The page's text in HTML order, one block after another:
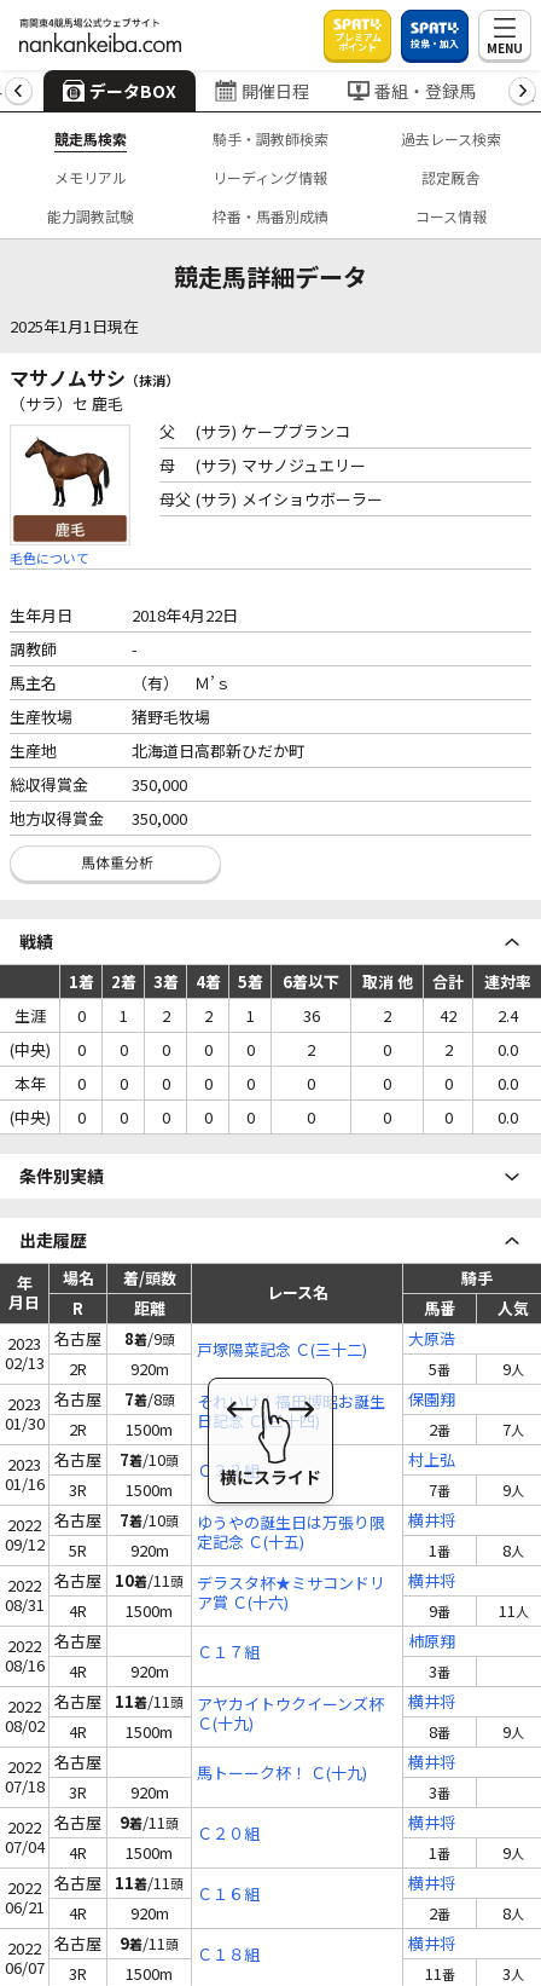
プレミアム
ポイント 投票・加入 MENU
データBOX 開催日程 番組・登録馬
競走馬検索 騎手・調教師検索
過去レース検索
メモリアル
リーディング情報
認定厩舎
能力調教試験
枠番・馬番別成績 コース情報
競走馬詳細データ
2025年1月1日現在
マサノムサシ （抹消）
（サラ）セ 鹿毛
毛色について
父 (サラ) ケープブランコ
母
(サラ) マサノジュエリー
母父 (サラ) メイショウボーラー
生年月日
2018年4月22日
調教師
-
馬主名
（有） Ｍ’ｓ
生産牧場
猪野毛牧場
生産地
北海道日高郡新ひだか町
総収得賞金
350,000
地方収得賞金
350,000
戦績
1着 2着 3着 4着 5着 6着以下 取消 他 合計
連対率
生涯
0 1 2 2 1 36 2 42
2.4
(中央)
0 0 0 0 0 2 0 2
0.0
本年
0 0 0 0 0 0 0 0
0.0
(中央)
0 0 0 0 0 0 0 0 0.0
条件別実績
出走履歴
年
月日
場名 着/頭数
レース名
騎手
R
距離 馬番
人気
2023
02/13
名古屋 8着/9頭 戸塚陽菜記念 Ｃ(三十二)
大原浩
2R
920m 5番 9人
2023
01/30
名古屋 7着/8頭
それいけ！福田博昭お誕生
日記念 Ｃ(三十四)
保園翔
2R
1500m 2番 7人
2023
01/16
名古屋 7着/10頭 Ｃ３３組
村上弘
3R
1500m 7番 9人
2022
09/12
名古屋 7着/10頭
ゆうやの誕生日は万張り限
定記念 Ｃ(十五)
横井将
5R
920m 1番 8人
2022
08/31
名古屋 10着/11頭
デラスタ杯★ミサコンドリ
ア賞 Ｃ(十六)
横井将
4R
1500m 9番 11人
2022
08/16
名古屋 Ｃ１７組
柿原翔
4R
920m 3番
2022
08/02
名古屋 11着/11頭
アヤカイトウクイーンズ杯
Ｃ(十九)
横井将
4R
1500m 8番 9人
2022
07/18
名古屋 馬トーーク杯！ Ｃ(十九)
横井将
3R
920m 3番
2022
07/04
名古屋 9着/11頭 Ｃ２０組
横井将
4R
1500m 1番 9人
2022
06/21
名古屋 11着/11頭 Ｃ１６組
横井将
4R
920m 2番 8人
2022
06/07
名古屋 9着/11頭 Ｃ１８組
横井将
3R
1500m 11番 3人